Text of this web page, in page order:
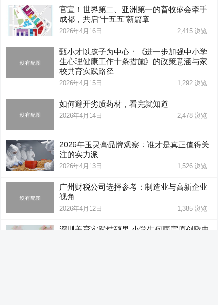
官宣！世界第二、亚洲第一的畜牧盛会牵手
成都，共启“十五五”新篇章
2026年4月16日 2,415浏览
甄小才以孩子为中心：《进一步加强中小学
生心理健康工作十条措施》的政策意涵与家
校共育实践路径
2026年4月15日 1,292浏览
如何避开劣质药材，看完就知道
2026年4月14日 2,478浏览
2026年玉灵膏品牌观察：谁才是真正值得关
注的实力派
2026年4月13日 1,526浏览
广州财税公司选择参考：制造业与高新企业
视角
2026年4月12日 1,385浏览
深圳美育实践结硕果 小学生何雨宸原创歌曲